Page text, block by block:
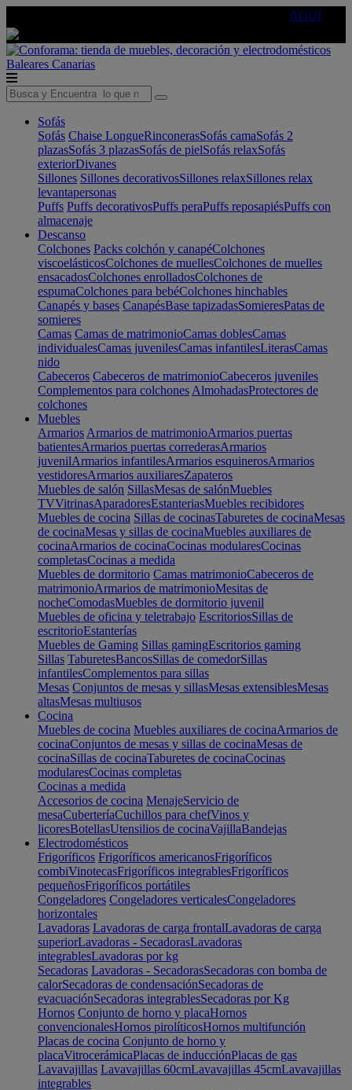
AQUÍ
Baleares Canarias
Sofás
Sofás Chaise LongueRinconerasSofás camaSofás 2
plazasSofás 3 plazasSofás de pielSofás relaxSofás
exteriorDivanes
Sillones Sillones decorativosSillones relaxSillones relax
levantapersonas
Puffs Puffs decorativosPuffs peraPuffs reposapiésPuffs con
almacenaje
Descanso
Colchones Packs colchón y canapéColchones
viscoelásticosColchones de muellesColchones de muelles
ensacadosColchones enrolladosColchones de
espumaColchones para bebéColchones hinchables
Canapés y bases CanapésBase tapizadasSomieresPatas de
somieres
Camas Camas de matrimonioCamas doblesCamas
individualesCamas juvenilesCamas infantilesLiterasCamas
nido
Cabeceros Cabeceros de matrimonioCabeceros juveniles
Complementos para colchones AlmohadasProtectores de
colchones
Muebles
Armarios Armarios de matrimonioArmarios puertas
batientesArmarios puertas correderasArmarios
juvenilArmarios infantilesArmarios esquinerosArmarios
vestidoresArmarios auxiliaresZapateros
Muebles de salón SillasMesas de salónMuebles
TVVitrinasAparadoresEstanteriasMuebles recibidores
Muebles de cocina Sillas de cocinasTaburetes de cocinaMesas
de cocinaMesas y sillas de cocinaMuebles auxiliares de
cocinaArmarios de cocinaCocinas modularesCocinas
completasCocinas a medida
Muebles de dormitorio Camas matrimonioCabeceros de
matrimonioArmarios de matrimonioMesitas de
nocheComodasMuebles de dormitorio juvenil
Muebles de oficina y teletrabajo EscritoriosSillas de
escritorioEstanterías
Muebles de Gaming Sillas gamingEscritorios gaming
Sillas TaburetesBancosSillas de comedorSillas
infantilesComplementos para sillas
Mesas Conjuntos de mesas y sillasMesas extensiblesMesas
altasMesas multiusos
Cocina
Muebles de cocina Muebles auxiliares de cocinaArmarios de
cocinaConjuntos de mesas y sillas de cocinaMesas de
cocinaSillas de cocinaTaburetes de cocinaCocinas
modularesCocinas completas
Cocinas a medida
Accesorios de cocina MenajeServicio de
mesaCuberteríaCuchillos para chefVinos y
licoresBotellasUtensilios de cocinaVajillaBandejas
Electrodomésticos
Frigoríficos Frigoríficos americanosFrigoríficos
combiVinotecasFrigoríficos integrablesFrigoríficos
pequeñosFrigoríficos portátiles
Congeladores Congeladores verticalesCongeladores
horizontales
Lavadoras Lavadoras de carga frontalLavadoras de carga
superiorLavadoras - SecadorasLavadoras
integrablesLavadoras por kg
Secadoras Lavadoras - SecadorasSecadoras con bomba de
calorSecadoras de condensaciónSecadoras de
evacuaciónSecadoras integrablesSecadoras por Kg
Hornos Conjunto de horno y placaHornos
convencionalesHornos pirolíticosHornos multifunción
Placas de cocina Conjunto de horno y
placaVitrocerámicaPlacas de inducciónPlacas de gas
Lavavajillas Lavavajillas 60cmLavavajillas 45cmLavavajillas
integrables